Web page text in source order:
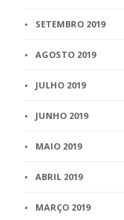
SETEMBRO 2019
AGOSTO 2019
JULHO 2019
JUNHO 2019
MAIO 2019
ABRIL 2019
MARÇO 2019